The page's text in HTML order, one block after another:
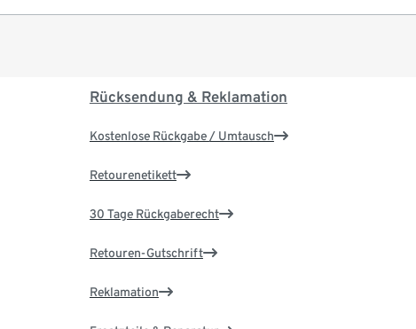
Rücksendung & Reklamation
Kostenlose Rückgabe / Umtausch
Retourenetikett
30 Tage Rückgaberecht
Retouren-Gutschrift
Reklamation